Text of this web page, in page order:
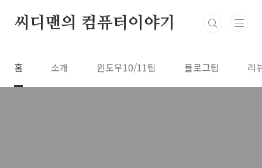
씨디맨의 컴퓨터이야기
홈 소개 윈도우10/11팁 블로그팁 리